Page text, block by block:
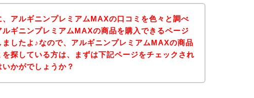
、アルギニンプレミアムMAXの口コミを色々と調べ
ルギニンプレミアムMAXの商品を購入できるページ
ましたよ♪なので、アルギニンプレミアムMAXの商品
を探している方は、まずは下記ページをチェックされ
いかがでしょうか？